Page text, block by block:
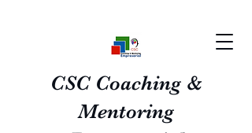
CSC Coaching &
Mentoring